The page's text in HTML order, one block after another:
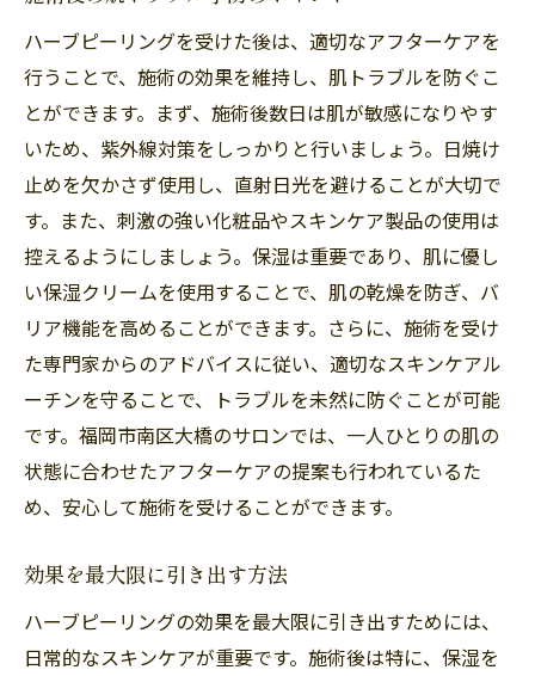
ハーブピーリングを受けた後は、適切なアフターケアを
行うことで、施術の効果を維持し、肌トラブルを防ぐこ
とができます。まず、施術後数日は肌が敏感になりやす
いため、紫外線対策をしっかりと行いましょう。日焼け
止めを欠かさず使用し、直射日光を避けることが大切で
す。また、刺激の強い化粧品やスキンケア製品の使用は
控えるようにしましょう。保湿は重要であり、肌に優し
い保湿クリームを使用することで、肌の乾燥を防ぎ、バ
リア機能を高めることができます。さらに、施術を受け
た専門家からのアドバイスに従い、適切なスキンケアル
ーチンを守ることで、トラブルを未然に防ぐことが可能
です。福岡市南区大橋のサロンでは、一人ひとりの肌の
状態に合わせたアフターケアの提案も行われているた
め、安心して施術を受けることができます。
効果を最大限に引き出す方法
ハーブピーリングの効果を最大限に引き出すためには、
日常的なスキンケアが重要です。施術後は特に、保湿を